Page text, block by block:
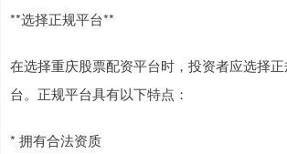
**选择正规平台**
在选择重庆股票配资平台时，投资者应选择
台。正规平台具有以下特点：
* 拥有合法资质